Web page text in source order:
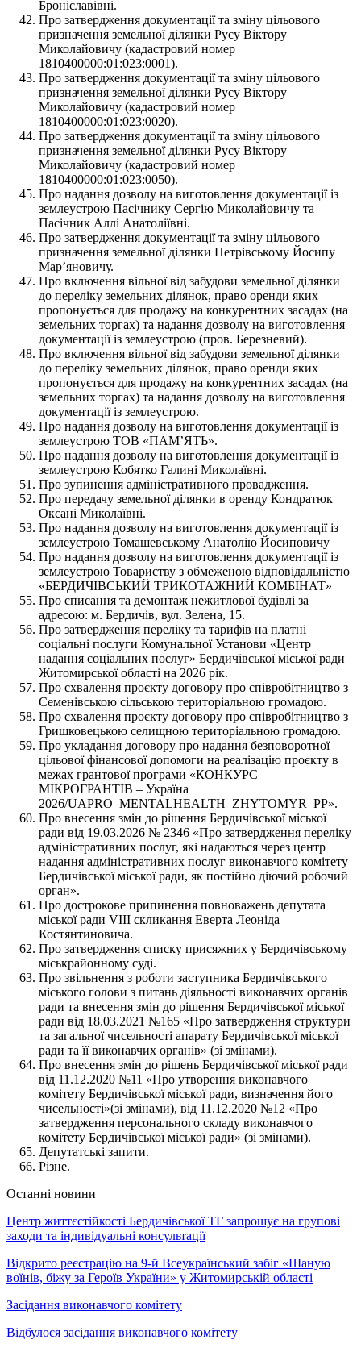
Броніславівні.
Про затвердження документації та зміну цільового
призначення земельної ділянки Русу Віктору
Миколайовичу (кадастровий номер
1810400000:01:023:0001).
Про затвердження документації та зміну цільового
призначення земельної ділянки Русу Віктору
Миколайовичу (кадастровий номер
1810400000:01:023:0020).
Про затвердження документації та зміну цільового
призначення земельної ділянки Русу Віктору
Миколайовичу (кадастровий номер
1810400000:01:023:0050).
Про надання дозволу на виготовлення документації із
землеустрою Пасічнику Сергію Миколайовичу та
Пасічник Аллі Анатоліївні.
Про затвердження документації та зміну цільового
призначення земельної ділянки Петрівському Йосипу
Мар’яновичу.
Про включення вільної від забудови земельної ділянки
до переліку земельних ділянок, право оренди яких
пропонується для продажу на конкурентних засадах (на
земельних торгах) та надання дозволу на виготовлення
документації із землеустрою (пров. Березневий).
Про включення вільної від забудови земельної ділянки
до переліку земельних ділянок, право оренди яких
пропонується для продажу на конкурентних засадах (на
земельних торгах) та надання дозволу на виготовлення
документації із землеустрою.
Про надання дозволу на виготовлення документації із
землеустрою ТОВ «ПАМ’ЯТЬ».
Про надання дозволу на виготовлення документації із
землеустрою Кобятко Галині Миколаївні.
Про зупинення адміністративного провадження.
Про передачу земельної ділянки в оренду Кондратюк
Оксані Миколаївні.
Про надання дозволу на виготовлення документації із
землеустрою Томашевському Анатолію Йосиповичу
Про надання дозволу на виготовлення документації із
землеустрою Товариству з обмеженою відповідальністю
«БЕРДИЧІВСЬКИЙ ТРИКОТАЖНИЙ КОМБІНАТ»
Про списання та демонтаж нежитлової будівлі за
адресою: м. Бердичів, вул. Зелена, 15.
Про затвердження переліку та тарифів на платні
соціальні послуги Комунальної Установи «Центр
надання соціальних послуг» Бердичівської міської ради
Житомирської області на 2026 рік.
Про схвалення проєкту договору про співробітництво з
Семенівською сільською територіальною громадою.
Про схвалення проєкту договору про співробітництво з
Гришковецькою селищною територіальною громадою.
Про укладання договору про надання безповоротної
цільової фінансової допомоги на реалізацію проєкту в
межах грантової програми «КОНКУРС
МІКРОГРАНТІВ – Україна
2026/UAPRO_MENTALHEALTH_ZHYTOMYR_PP».
Про внесення змін до рішення Бердичівської міської
ради від 19.03.2026 № 2346 «Про затвердження переліку
адміністративних послуг, які надаються через центр
надання адміністративних послуг виконавчого комітету
Бердичівської міської ради, як постійно діючий робочий
орган».
Про дострокове припинення повноважень депутата
міської ради VIIІ скликання Еверта Леоніда
Костянтиновича.
Про затвердження списку присяжних у Бердичівському
міськрайонному суді.
Про звільнення з роботи заступника Бердичівського
міського голови з питань діяльності виконавчих органів
ради та внесення змін до рішення Бердичівської міської
ради від 18.03.2021 №165 «Про затвердження структури
та загальної чисельності апарату Бердичівської міської
ради та її виконавчих органів» (зі змінами).
Про внесення змін до рішень Бердичівської міської ради
від 11.12.2020 №11 «Про утворення виконавчого
комітету Бердичівської міської ради, визначення його
чисельності»(зі змінами), від 11.12.2020 №12 «Про
затвердження персонального складу виконавчого
комітету Бердичівської міської ради» (зі змінами).
Депутатські запити.
Різне.
Останні новини
Центр життєстійкості Бердичівської ТГ запрошує на групові
заходи та індивідуальні консультації
Відкрито реєстрацію на 9-й Всеукраїнський забіг «Шаную
воїнів, біжу за Героїв України» у Житомирській області
Засідання виконавчого комітету
Відбулося засідання виконавчого комітету